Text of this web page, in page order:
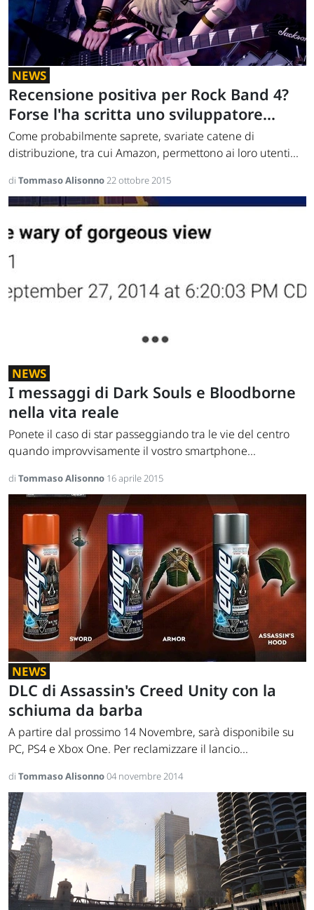
NEWS
Recensione positiva per Rock Band 4?
Forse l'ha scritta uno sviluppatore...
Come probabilmente saprete, svariate catene di
distribuzione, tra cui Amazon, permettono ai loro utenti...
di Tommaso Alisonno22 ottobre 2015
NEWS
I messaggi di Dark Souls e Bloodborne
nella vita reale
Ponete il caso di star passeggiando tra le vie del centro
quando improvvisamente il vostro smartphone...
di Tommaso Alisonno 16 aprile 2015
NEWS
DLC di Assassin's Creed Unity con la
schiuma da barba
A partire dal prossimo 14 Novembre, sarà disponibile su
PC, PS4 e Xbox One. Per reclamizzare il lancio...
di Tommaso Alisonno04 novembre 2014